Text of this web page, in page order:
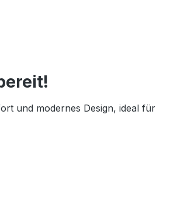
und modernes Design, ideal für